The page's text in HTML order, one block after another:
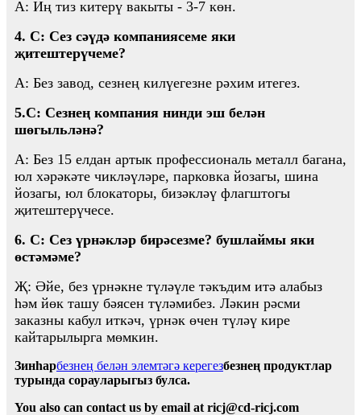
A: Иң тиз китерү вакыты - 3-7 көн.
4. С: Сез сәүдә компаниясеме яки
җитештерүчеме?
A: Без завод, сезнең килүегезне рәхим итегез.
5.С: Сезнең компания нинди эш белән
шөгыльләнә?
A: Без 15 елдан артык профессиональ металл багана,
юл хәрәкәте чикләүләре, парковка йозагы, шина
йозагы, юл блокаторы, бизәкләү флагштогы
җитештерүчесе.
6. С: Сез үрнәкләр бирәсезме? бушлаймы яки
өстәмәме?
Җ: Әйе, без үрнәкне түләүле тәкъдим итә алабыз
һәм йөк ташу бәясен түләмибез. Ләкин рәсми
заказны кабул иткәч, үрнәк өчен түләү кире
кайтарылырга мөмкин.
Зинһарбезнең белән элемтәгә керегезбезнең продуктлар
турында сорауларыгыз булса.
You also can contact us by email at ricj@cd-ricj.com